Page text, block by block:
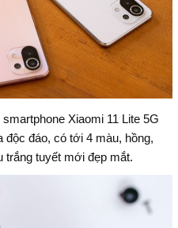
Xiaomi 11 Lite 5G
đáo, có tới 4 màu, hồng,
trắng tuyết mới đẹp mắt.